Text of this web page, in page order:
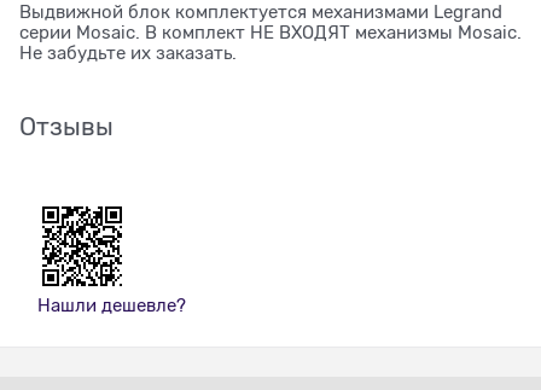
Выдвижной блок комплектуется механизмами Legrand
серии Mosaic. В комплект НЕ ВХОДЯТ механизмы Mosaic.
Не забудьте их заказать.
Отзывы
Нашли дешевле?